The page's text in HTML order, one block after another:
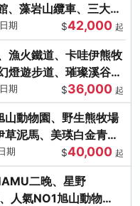
、藻岩山纜車、三大螃
期 $42,000 起
漁火鐵道、卡哇伊熊牧
燈遊步道、璀璨溪谷、
期 $36,000 起
動物園、野生熊牧場
草泥馬、美瑛白金青
期 $40,000 起
二晚、星野
人氣NO1旭山動物